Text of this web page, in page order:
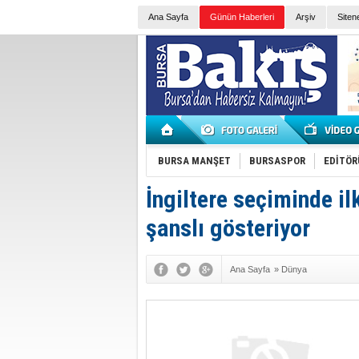
Ana Sayfa Günün Haberleri Arşiv
BURSA MANŞET BURSASPOR
İngiltere seçiminde
şanslı gösteriyor
Ana Sayfa » Dünya